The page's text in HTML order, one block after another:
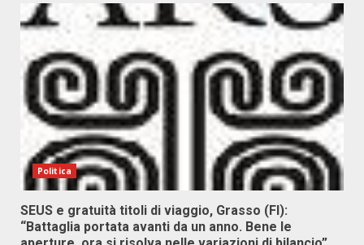
Politica
SEUS e gratuità titoli di viaggio, Grasso (FI):
“Battaglia portata avanti da un anno. Bene le